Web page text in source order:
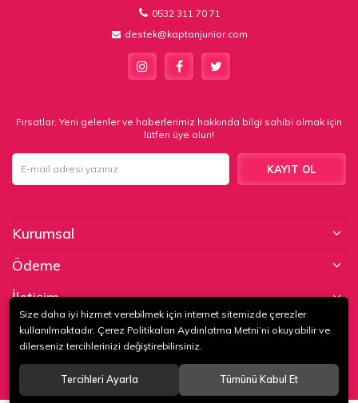
0532 311 70 71
destek@kaptanjunior.com
Fırsatlar, Yeni gelenler ve haberlerimiz hakkında bilgi sahibi olmak için
lütfen üye olun!
KAYIT OL
Kurumsal
Ödeme
İletişim
© 2020KAPTAN KUNDURA DERİ MAMÜLLERİ KONF. TİC. VE SAN. LTD.
ŞTİ. Tüm hakları saklıdır.
Size daha iyi hizmet verebilmek için internet sitemizde çerezler
kullanılmaktadır. Çerez Politikaları Aydınlatma Metni’ni okuyabilir ve
dilerseniz tercihlerinizi değiştirebilirsiniz.
Tercihleri Ayarla Tümünü Kabul Et